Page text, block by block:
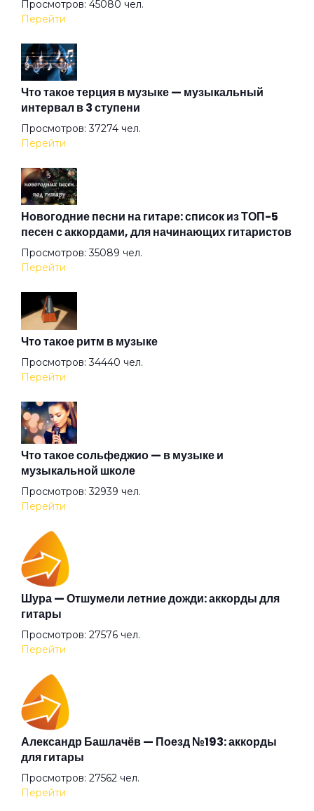
Амазонка
Ангел на свече
Ангел ясный
Арена
Аристократы
Ассоль
Бабочка
Баргузин
Барышня
Беги (2008)
Беги
Бежали прочь
Безумные выси
Белая
Белый друг
Просмотров: 45080 чел.
Перейти
Что такое терция в музыке — музыкальный
интервал в 3 ступени
Просмотров: 37274 чел.
Перейти
Новогодние песни на гитаре: список из ТОП-5
песен с аккордами, для начинающих гитаристов
Просмотров: 35089 чел.
Перейти
Что такое ритм в музыке
Просмотров: 34440 чел.
Перейти
Что такое сольфеджио — в музыке и
музыкальной школе
Просмотров: 32939 чел.
Перейти
Шура — Отшумели летние дожди: аккорды для
гитары
Просмотров: 27576 чел.
Перейти
Александр Башлачёв — Поезд №193: аккорды
для гитары
Просмотров: 27562 чел.
Перейти